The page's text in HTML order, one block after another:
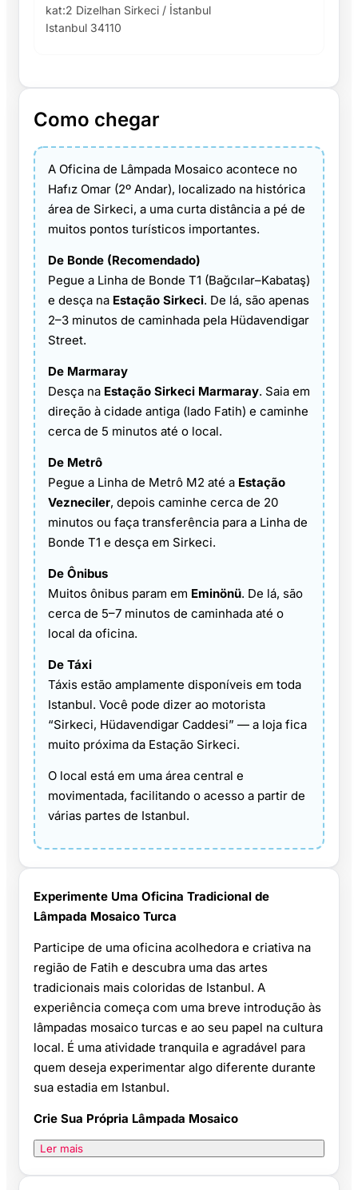
kat:2 Dizelhan Sirkeci / İstanbul
Istanbul 34110
Como chegar
A Oficina de Lâmpada Mosaico acontece no
Hafız Omar (2º Andar), localizado na histórica
área de Sirkeci, a uma curta distância a pé de
muitos pontos turísticos importantes.
De Bonde (Recomendado)
Pegue a Linha de Bonde T1 (Bağcılar–Kabataş)
e desça na Estação Sirkeci. De lá, são apenas
2–3 minutos de caminhada pela Hüdavendigar
Street.
De Marmaray
Desça na Estação Sirkeci Marmaray. Saia em
direção à cidade antiga (lado Fatih) e caminhe
cerca de 5 minutos até o local.
De Metrô
Pegue a Linha de Metrô M2 até a Estação
Vezneciler, depois caminhe cerca de 20
minutos ou faça transferência para a Linha de
Bonde T1 e desça em Sirkeci.
De Ônibus
Muitos ônibus param em Eminönü. De lá, são
cerca de 5–7 minutos de caminhada até o
local da oficina.
De Táxi
Táxis estão amplamente disponíveis em toda
Istanbul. Você pode dizer ao motorista
“Sirkeci, Hüdavendigar Caddesi” — a loja fica
muito próxima da Estação Sirkeci.
O local está em uma área central e
movimentada, facilitando o acesso a partir de
várias partes de Istanbul.
Experimente Uma Oficina Tradicional de
Lâmpada Mosaico Turca
Participe de uma oficina acolhedora e criativa na
região de Fatih e descubra uma das artes
tradicionais mais coloridas de Istanbul. A
experiência começa com uma breve introdução às
lâmpadas mosaico turcas e ao seu papel na cultura
local. É uma atividade tranquila e agradável para
quem deseja experimentar algo diferente durante
sua estadia em Istanbul.
Crie Sua Própria Lâmpada Mosaico
Ler mais